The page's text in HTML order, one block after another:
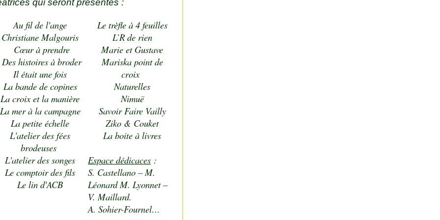
qui seront présentes :
Au fil de l'ange
Christiane Malgouris
Cœur à prendre
Des histoires à broder
Il était une fois
La bande de copines
La croix et la manière
La mer à la campagne
La petite échelle
L'atelier des fées
brodeuses
L'atelier des songes
Le comptoir des fils
Le lin d'ACB
Le trèfle à 4 feuilles
L’R de rien
Marie et Gustave
Mariska point de
croix
Naturelles
Nimuë
Savoir Faire Vailly
Ziko & Couket
La boite à livres
Espace dédicaces :
S. Castellano – M.
Léonard M. Lyonnet –
V. Maillard.
A. Sohier-Fournel…